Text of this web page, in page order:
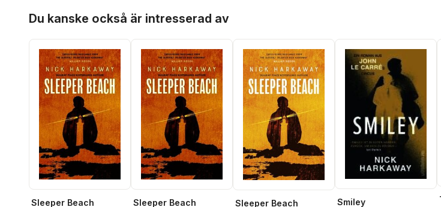
Du kanske också är intresserad av
Sleeper Beach Sleeper Beach Sleeper Beach Smiley